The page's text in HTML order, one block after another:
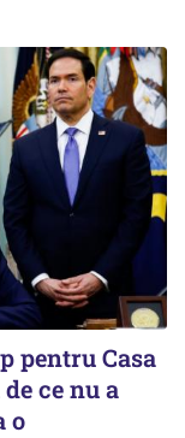
pentru Casa
ce nu a
o